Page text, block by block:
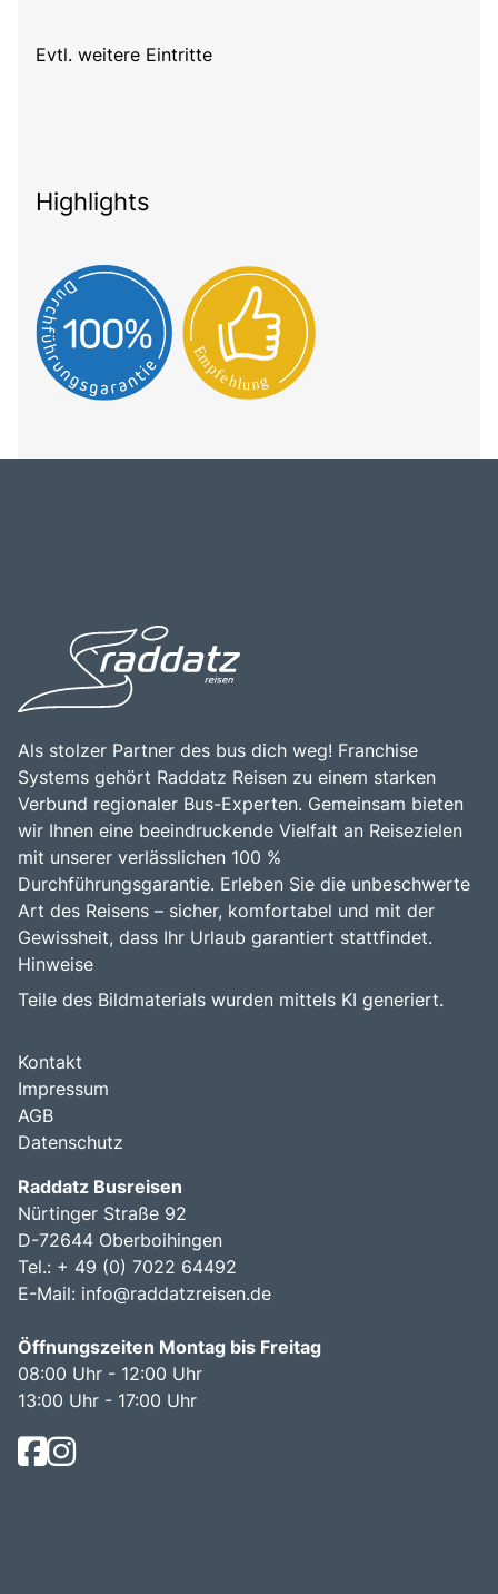
Evtl. weitere Eintritte
Highlights
Als stolzer Partner des bus dich weg! Franchise
Systems gehört Raddatz Reisen zu einem starken
Verbund regionaler Bus-Experten. Gemeinsam bieten
wir Ihnen eine beeindruckende Vielfalt an Reisezielen
mit unserer verlässlichen 100 %
Durchführungsgarantie. Erleben Sie die unbeschwerte
Art des Reisens – sicher, komfortabel und mit der
Gewissheit, dass Ihr Urlaub garantiert stattfindet.
Hinweise
Teile des Bildmaterials wurden mittels KI generiert.
Kontakt
Impressum
AGB
Datenschutz
Raddatz Busreisen
Nürtinger Straße 92
D-72644 Oberboihingen
Tel.: + 49 (0) 7022 64492
E-Mail: info@raddatzreisen.de
Öffnungszeiten Montag bis Freitag
08:00 Uhr - 12:00 Uhr
13:00 Uhr - 17:00 Uhr